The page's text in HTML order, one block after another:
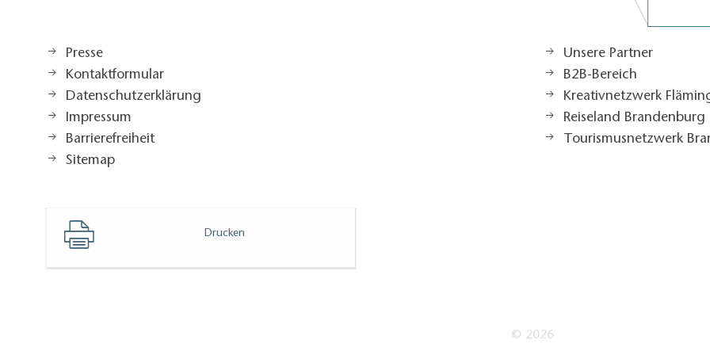
Presse
Kontaktformular
Datenschutzerklärung
Impressum
Barrierefreiheit
Sitemap
Unsere Partner
B2B-Bereich
Kreativnetzwerk
Reiseland Brandenburg
Tourismusnetzwerk
Drucken
© 2026